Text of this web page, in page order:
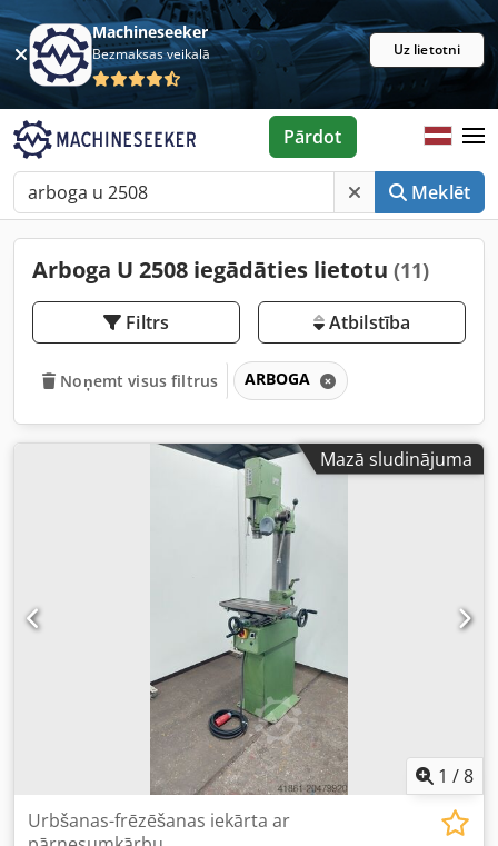
Machineseeker
Bezmaksas veikalā Uz lietotni
Meklēt
Pārdot
Arboga U 2508 iegādāties lietotu (11)
Filtrs Atbilstība
Noņemt visus filtrus ARBOGA
Mazā sludinājuma
1 /8
Urbšanas-frēzēšanas iekārta ar